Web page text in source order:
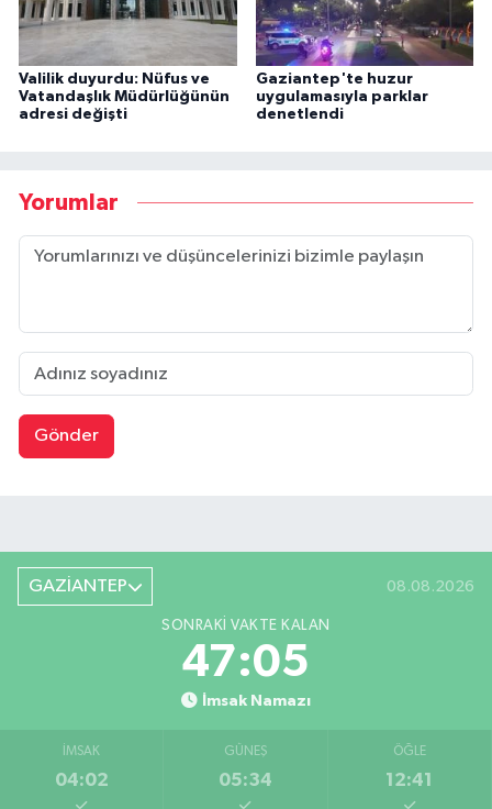
Valilik duyurdu: Nüfus ve
Vatandaşlık Müdürlüğünün
adresi değişti
Gaziantep'te huzur
uygulamasıyla parklar
denetlendi
Yorumlar
Gönder
GAZİANTEP 08.08.2026
SONRAKI VAKTE KALAN
47:04
İmsak Namazı
İMSAK
04:02
GÜNEŞ
05:34
ÖĞLE
12:41